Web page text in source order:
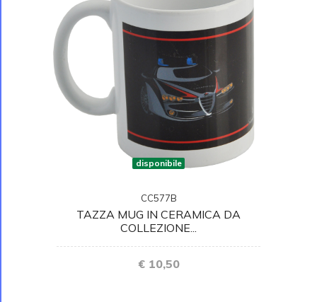
disponibile
CC577B
TAZZA MUG IN CERAMICA DA
COLLEZIONE...
€ 10,50